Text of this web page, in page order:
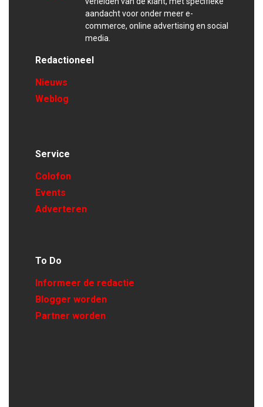
aandacht voor onder meer e-
commerce, online advertising en social
media.
Redactioneel
Nieuws
Weblog
Service
Colofon
Events
Adverteren
To Do
Informeer de redactie
Blogger worden
Partner worden